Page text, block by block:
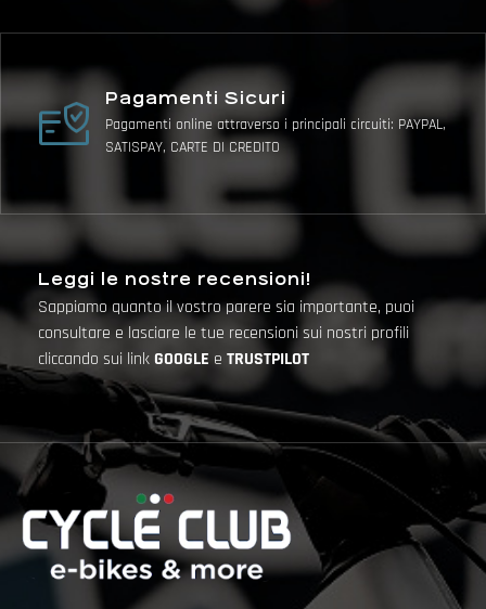
Pagamenti Sicuri
Pagamenti online attraverso i principali circuiti: PAYPAL,
SATISPAY, CARTE DI CREDITO
Leggi le nostre recensioni!
Sappiamo quanto il vostro parere sia importante, puoi
consultare e lasciare le tue recensioni sui nostri profili
cliccando sui linkGOOGLE e TRUSTPILOT